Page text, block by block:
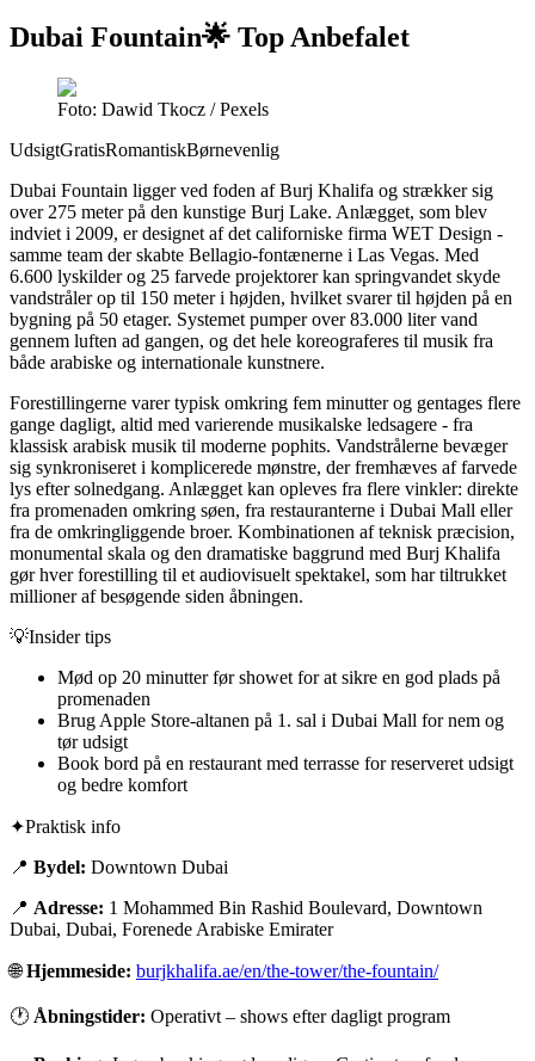
Dubai Fountain🌟 Top Anbefalet
Foto: Dawid Tkocz / Pexels
UdsigtGratisRomantiskBørnevenlig
Dubai Fountain ligger ved foden af Burj Khalifa og strækker sig
over 275 meter på den kunstige Burj Lake. Anlægget, som blev
indviet i 2009, er designet af det californiske firma WET Design -
samme team der skabte Bellagio-fontænerne i Las Vegas. Med
6.600 lyskilder og 25 farvede projektorer kan springvandet skyde
vandstråler op til 150 meter i højden, hvilket svarer til højden på en
bygning på 50 etager. Systemet pumper over 83.000 liter vand
gennem luften ad gangen, og det hele koreograferes til musik fra
både arabiske og internationale kunstnere.
Forestillingerne varer typisk omkring fem minutter og gentages flere
gange dagligt, altid med varierende musikalske ledsagere - fra
klassisk arabisk musik til moderne pophits. Vandstrålerne bevæger
sig synkroniseret i komplicerede mønstre, der fremhæves af farvede
lys efter solnedgang. Anlægget kan opleves fra flere vinkler: direkte
fra promenaden omkring søen, fra restauranterne i Dubai Mall eller
fra de omkringliggende broer. Kombinationen af teknisk præcision,
monumental skala og den dramatiske baggrund med Burj Khalifa
gør hver forestilling til et audiovisuelt spektakel, som har tiltrukket
millioner af besøgende siden åbningen.
💡Insider tips
Mød op 20 minutter før showet for at sikre en god plads på
promenaden
Brug Apple Store-altanen på 1. sal i Dubai Mall for nem og
tør udsigt
Book bord på en restaurant med terrasse for reserveret udsigt
og bedre komfort
✦Praktisk info
📍 Bydel: Downtown Dubai
📍 Adresse: 1 Mohammed Bin Rashid Boulevard, Downtown
Dubai, Dubai, Forenede Arabiske Emirater
🌐Hjemmeside: burjkhalifa.ae/en/the-tower/the-fountain/
🕐 Åbningstider: Operativt – shows efter dagligt program